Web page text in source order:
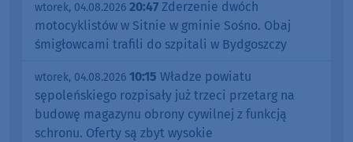
wtorek, 04.08.2026 20:47 Zderzenie dwóch
motocyklistów w Sitnie w gminie Sośno. Obaj
śmigłowcami trafili do szpitali w Bydgoszczy
wtorek, 04.08.2026 10:15 Władze powiatu
sępoleńskiego rozpisały już trzeci przetarg na
budowę magazynu obrony cywilnej z funkcją
schronu. Oferty są zbyt wysokie